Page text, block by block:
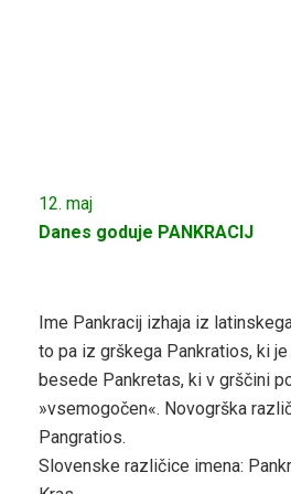
12. maj
Danes goduje PANKRACIJ
Ime Pankracij izhaja iz
to pa iz grškega Pankratios, ki
besede Pankretas, ki v grščini
»vsemogočen«. Novogrška
Pangratios.
Slovenske različice imena: